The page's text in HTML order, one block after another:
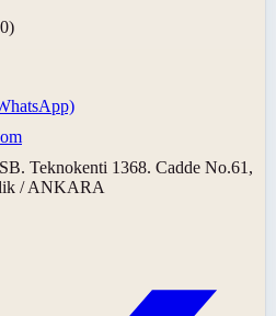
Teknokenti 1368. Cadde No.61,
/ ANKARA